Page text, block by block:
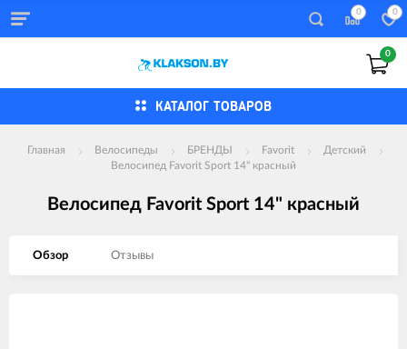
0 0
0
КАТАЛОГ ТОВАРОВ
Главная Велосипеды БРЕНДЫ Favorit
Детский
Велосипед Favorit Sport 14" красный
Велосипед Favorit Sport 14" красный
Обзор Отзывы